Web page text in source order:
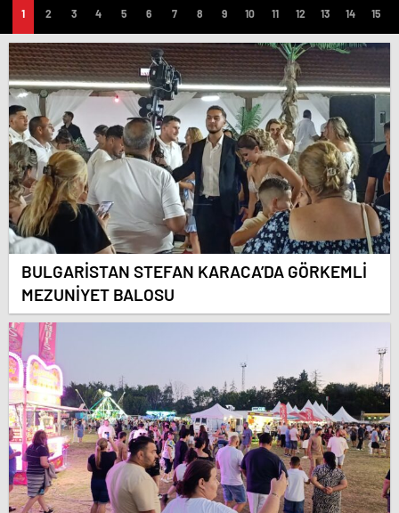
BULGARİSTAN STEFAN KARACA’DA GÖRKEMLİ
MEZUNİYET BALOSU